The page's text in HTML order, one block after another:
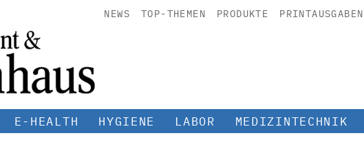
NEWS TOP-THEMEN PRODUKTE PRINTAUSGABEN
E-HEALTH HYGIENE LABOR MEDIZINTECHNIK